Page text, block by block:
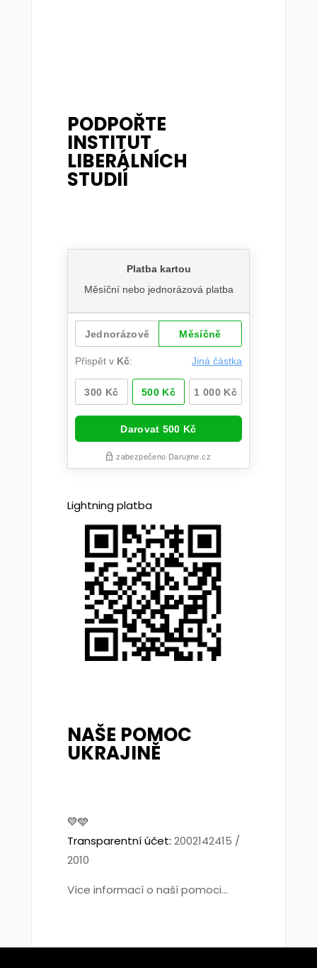
PODPOŘTE
INSTITUT
LIBERÁLNÍCH
STUDIÍ
Lightning platba
NAŠE POMOC
UKRAJINĚ
💛🩵
Transparentní účet: 2002142415 /
2010
Více informací o naší pomoci...